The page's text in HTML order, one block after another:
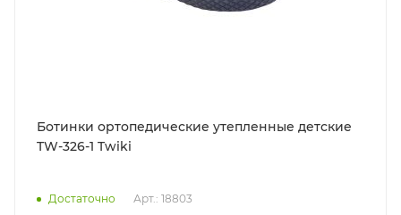
Ботинки ортопедические утепленные детские
TW-326-1 Twiki
Достаточно Арт.: 18803